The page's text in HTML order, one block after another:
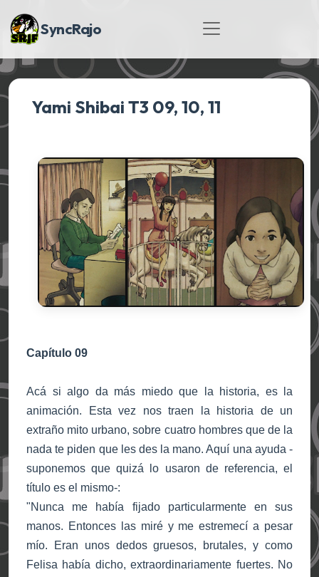
SyncRajo
Yami Shibai T3 09, 10, 11
Capítulo 09
Acá si algo da más miedo que la historia, es la
animación. Esta vez nos traen la historia de un
extraño mito urbano, sobre cuatro hombres que de la
nada te piden que les des la mano. Aquí una ayuda -
suponemos que quizá lo usaron de referencia, el
título es el mismo-:
"Nunca me había fijado particularmente en sus
manos. Entonces las miré y me estremecí a pesar
mío. Eran unos dedos gruesos, brutales, y como
Felisa había dicho, extraordinariamente fuertes. No